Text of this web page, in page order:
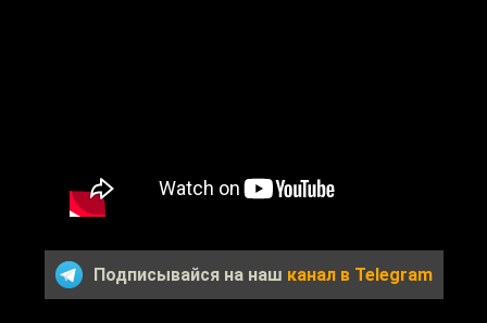
Подписывайся на наш канал в Telegram